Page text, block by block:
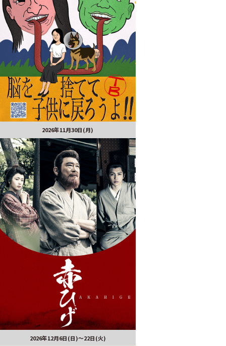
2026年11月30日(月)
2026年12月6日(日)～22日(火)